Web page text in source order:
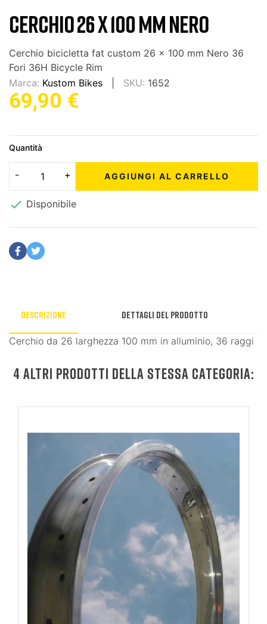
CERCHIO 26 X 100 MM NERO
Cerchio bicicletta fat custom 26 x 100 mm Nero 36
Fori 36H Bicycle Rim
Marca: Kustom Bikes SKU: 1652
69,90 €
Quantità
AGGIUNGI AL CARRELLO
 Disponibile
Descrizione Dettagli del prodotto
Cerchio da 26 larghezza 100 mm in alluminio, 36 raggi
4 ALTRI PRODOTTI DELLA STESSA CATEGORIA: